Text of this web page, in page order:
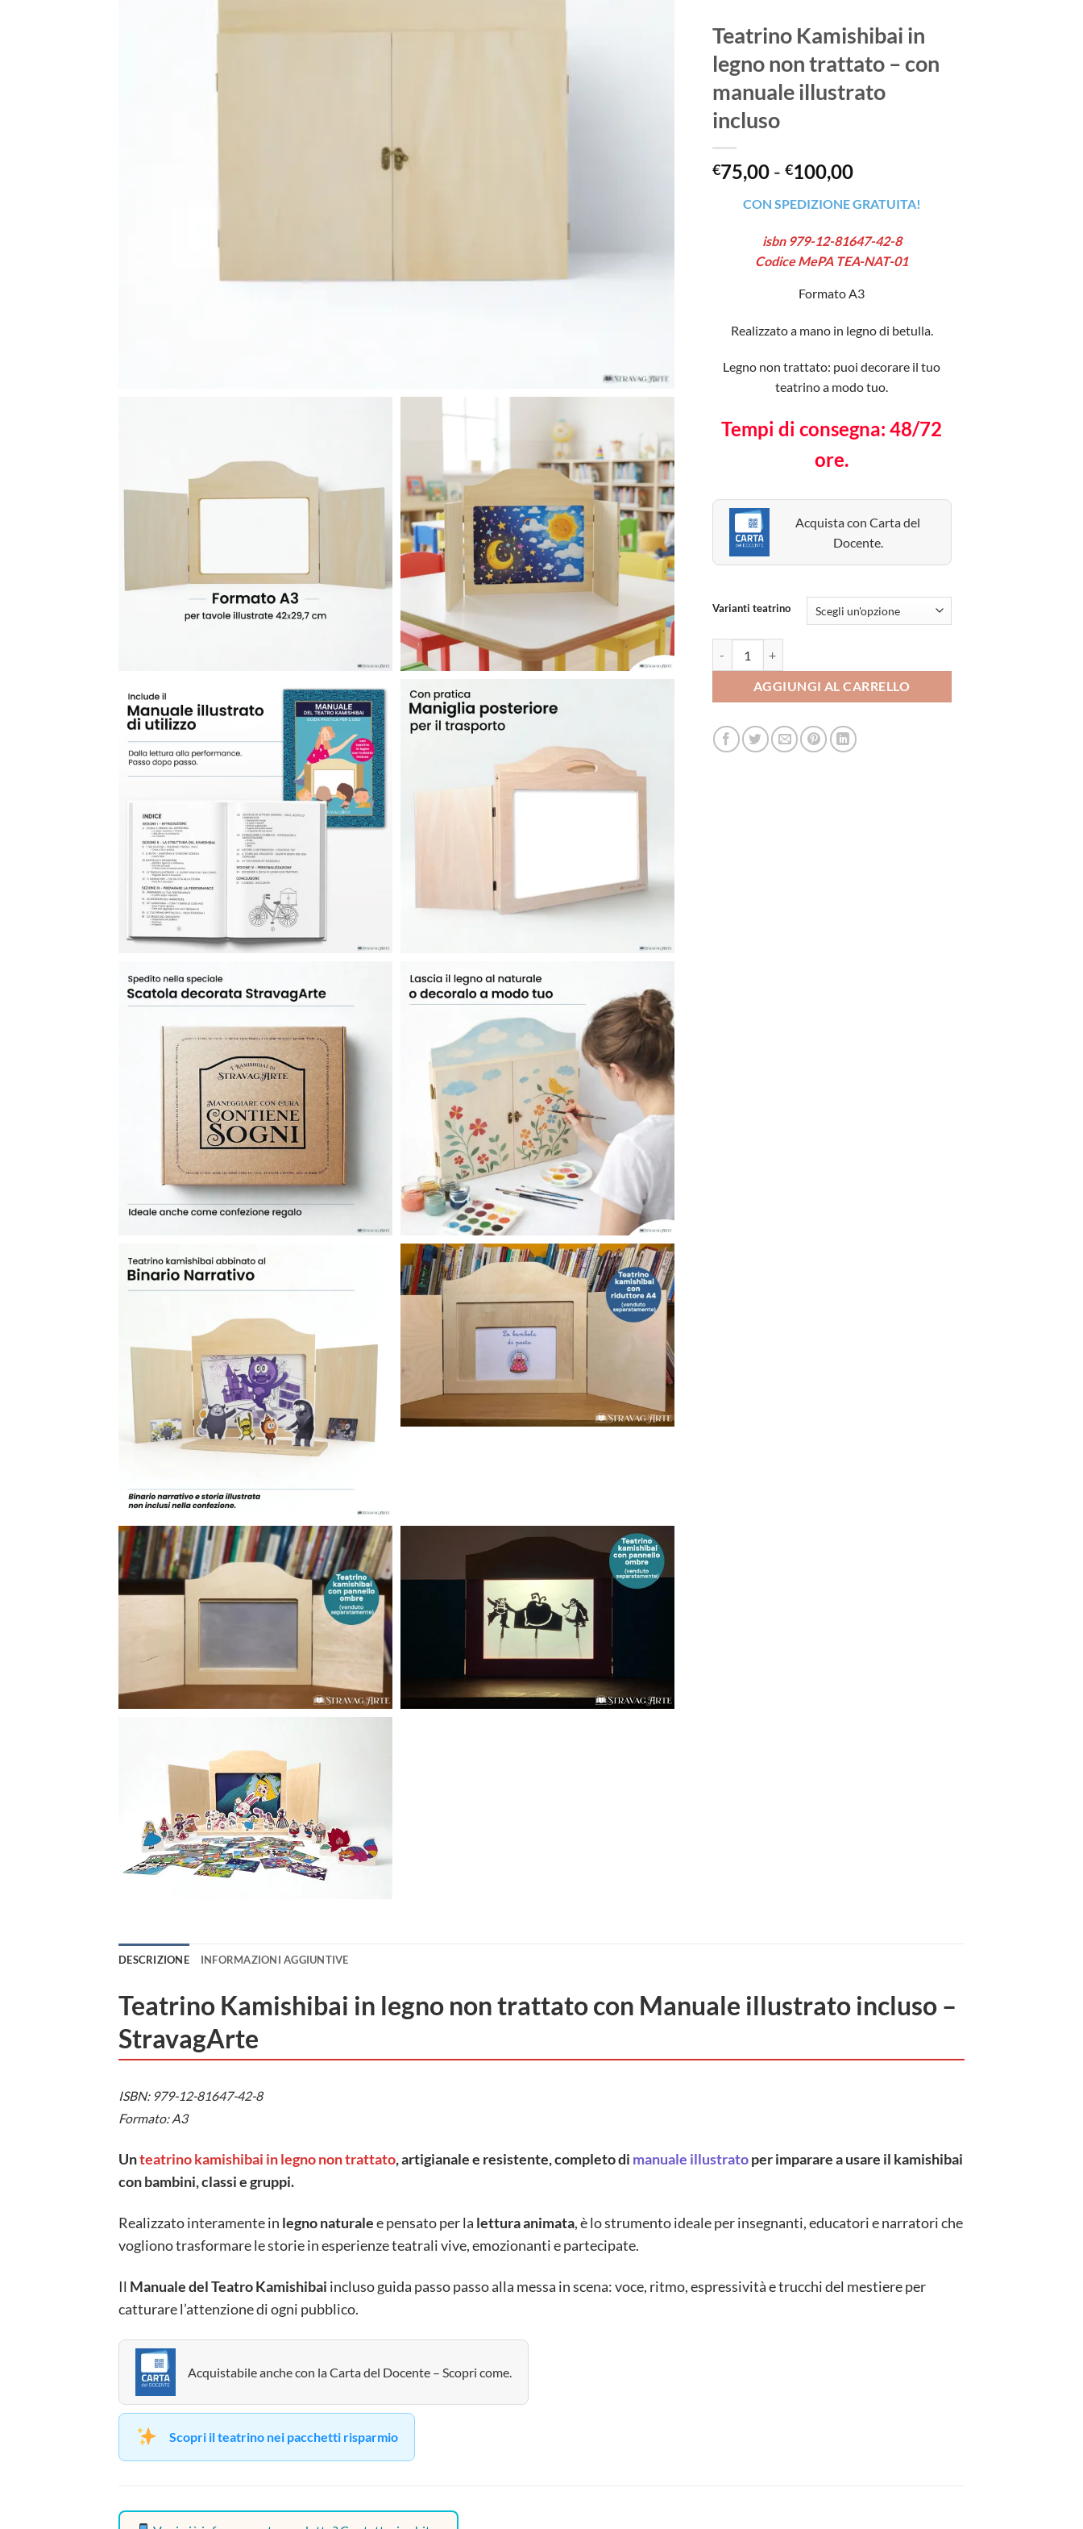
Teatrino Kamishibai in
legno non trattato – con
manuale illustrato
incluso
€75,00 - €100,00Fascia
prezzo:
€75,00
a
€100,00
CON SPEDIZIONE GRATUITA!
isbn 979-12-81647-42-8
Codice MePA TEA-NAT-01
Formato A3
Realizzato a mano in legno di betulla.
Legno non trattato: puoi decorare il tuo
teatrino a modo tuo.
Tempi di consegna: 48/72
ore.
Acquista con Carta del
Docente.
Varianti teatrino
AGGIUNGI AL CARRELLO
DESCRIZIONE INFORMAZIONI AGGIUNTIVE
Teatrino Kamishibai in legno non trattato con Manuale illustrato incluso –
StravagArte
ISBN: 979-12-81647-42-8
Formato: A3
Unteatrino kamishibai in legno non trattato, artigianale e resistente, completo di manuale illustratoper imparare a usare il kamishibai
con bambini, classi e gruppi.
Realizzato interamente in legno naturalee pensato per la lettura animata, è lo strumento ideale per insegnanti, educatori e narratori che
vogliono trasformare le storie in esperienze teatrali vive, emozionanti e partecipate.
Il Manuale del Teatro Kamishibai incluso guida passo passo alla messa in scena: voce, ritmo, espressività e trucchi del mestiere per
catturare l’attenzione di ogni pubblico.
Acquistabile anche con la Carta del Docente – Scopri come.
Scopri il teatrino nei pacchetti risparmio